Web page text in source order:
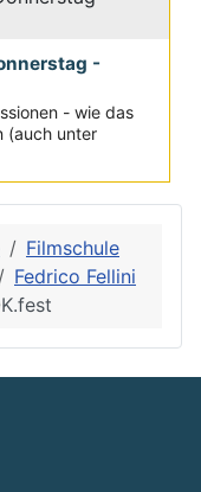
-
- wie das
(auch unter
Filmschule
Fedrico Fellini